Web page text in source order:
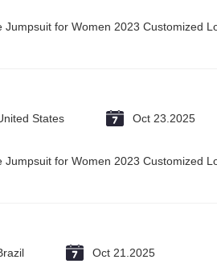
Jumpsuit for Women 2023 Customized
States Oct 23.2025
Jumpsuit for Women 2023 Customized
Oct 21.2025